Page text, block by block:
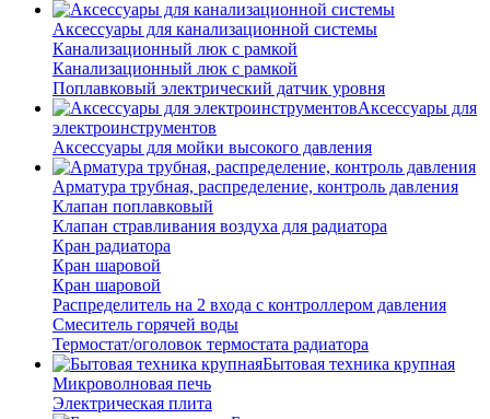
Аксессуары для канализационной системы
Канализационный люк с рамкой
Канализационный люк с рамкой
Поплавковый электрический датчик уровня
Аксессуары для
электроинструментов
Аксессуары для мойки высокого давления
Арматура трубная, распределение, контроль давления
Клапан поплавковый
Клапан стравливания воздуха для радиатора
Кран радиатора
Кран шаровой
Кран шаровой
Распределитель на 2 входа с контроллером давления
Смеситель горячей воды
Термостат/оголовок термостата радиатора
Бытовая техника крупная
Микроволновая печь
Электрическая плита